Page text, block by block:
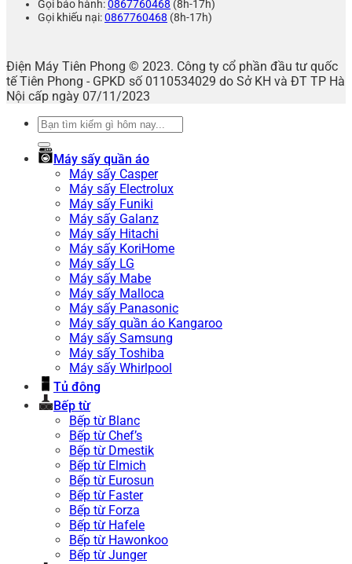
Gọi bảo hành:0867760468 (8h-17h)
Gọi khiếu nại:0867760468 (8h-17h)
Điện Máy Tiên Phong © 2023. Công ty cổ phần đầu tư quốc
tế Tiên Phong - GPKD số 0110534029 do Sở KH và ĐT TP Hà
Nội cấp ngày 07/11/2023
Tìm
Máy sấy quần áo
Máy sấy Casper
Máy sấy Electrolux
Máy sấy Funiki
Máy sấy Galanz
Máy sấy Hitachi
Máy sấy KoriHome
Máy sấy LG
Máy sấy Mabe
Máy sấy Malloca
Máy sấy Panasonic
Máy sấy quần áo Kangaroo
Máy sấy Samsung
Máy sấy Toshiba
Máy sấy Whirlpool
Tủ đông
Bếp từ
Bếp từ Blanc
Bếp từ Chef’s
Bếp từ Dmestik
Bếp từ Elmich
Bếp từ Eurosun
Bếp từ Faster
Bếp từ Forza
Bếp từ Hafele
Bếp từ Hawonkoo
Bếp từ Junger